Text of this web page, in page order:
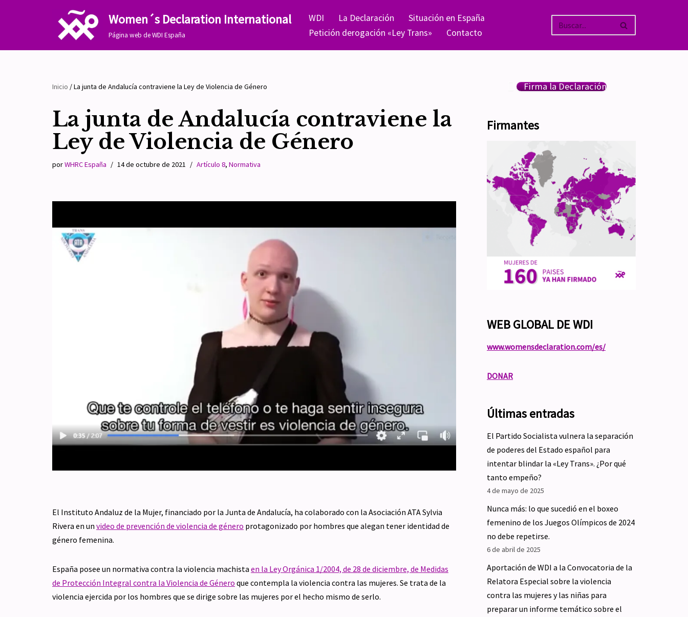
Women´s Declaration International
Página web de WDI España
WDI La Declaración
Situación en España
Petición derogación «Ley Trans»
Contacto
Inicio /La junta de Andalucía contraviene la Ley de Violencia de Género
La junta de Andalucía contraviene la
Ley de Violencia de Género
porWHRC España 14 de octubre de 2021 Artículo 8, Normativa
El Instituto Andaluz de la Mujer, financiado por la Junta de Andalucía, ha colaborado con la Asociación ATA Sylvia
Rivera en un video de prevención de violencia de género protagonizado por hombres que alegan tener identidad de
género femenina.
España posee un normativa contra la violencia machista en la Ley Orgánica 1/2004, de 28 de diciembre, de Medidas
de Protección Integral contra la Violencia de Género que contempla la violencia contra las mujeres. Se trata de la
violencia ejercida por los hombres que se dirige sobre las mujeres por el hecho mismo de serlo.
Firma la Declaración
Firmantes
WEB GLOBAL DE WDI
www.womensdeclaration.com/es/
DONAR
Últimas entradas
El Partido Socialista vulnera la separación
de poderes del Estado español para
intentar blindar la «Ley Trans». ¿Por qué
tanto empeño?
4 de mayo de 2025
Nunca más: lo que sucedió en el boxeo
femenino de los Juegos Olímpicos de 2024
no debe repetirse.
6 de abril de 2025
Aportación de WDI a la Convocatoria de la
Relatora Especial sobre la violencia
contra las mujeres y las niñas para
preparar un informe temático sobre el